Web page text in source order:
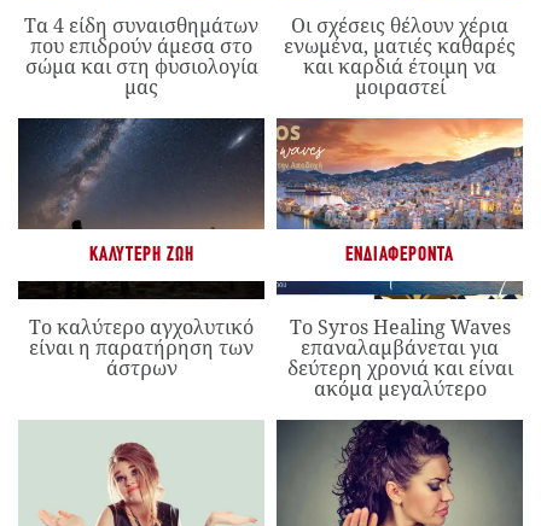
Τα 4 είδη συναισθημάτων
που επιδρούν άμεσα στο
σώμα και στη φυσιολογία
μας
Οι σχέσεις θέλουν χέρια
ενωμένα, ματιές καθαρές
και καρδιά έτοιμη να
μοιραστεί
ΚΑΛΎΤΕΡΗ ΖΩΉ
Το καλύτερο αγχολυτικό
είναι η παρατήρηση των
άστρων
ΕΝΔΙΑΦΈΡΟΝΤΑ
Το Syros Healing Waves
επαναλαμβάνεται για
δεύτερη χρονιά και είναι
ακόμα μεγαλύτερο